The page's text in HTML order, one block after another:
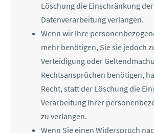
Löschung die Einschränkung der
Datenverarbeitung verlangen.
Wenn wir Ihre
mehr benötigen, Sie sie jedoch
Verteidigung oder
Rechtsansprüchen benötigen,
Recht, statt der Löschung die
Verarbeitung Ihrer
zu verlangen.
Wenn Sie einen Widerspruch